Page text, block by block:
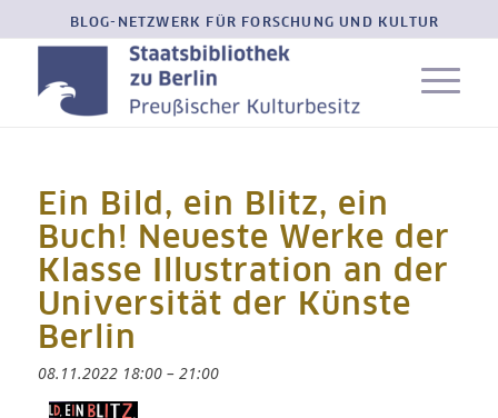
BLOG-NETZWERK FÜR FORSCHUNG UND KULTUR
Ein Bild, ein Blitz, ein
Buch! Neueste Werke der
Klasse Illustration an der
Universität der Künste
Berlin
08.11.2022 18:00– 21:00